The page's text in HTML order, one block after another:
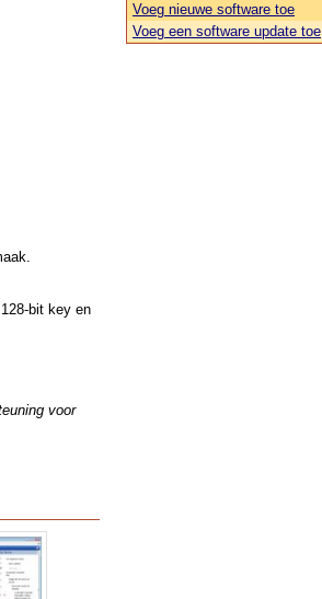
bit key en
voor
Voeg nieuwe software toe
Voeg een software update toe